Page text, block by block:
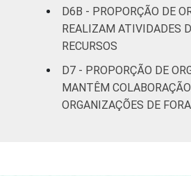
2014.
Fonte: NIC.br - out 2013 /
D6B - PROPORÇÃO DE
REALIZAM ATIVIDADES
RECURSOS
D7 - PROPORÇÃO DE
MANTÊM
ORGANIZAÇÕES DE